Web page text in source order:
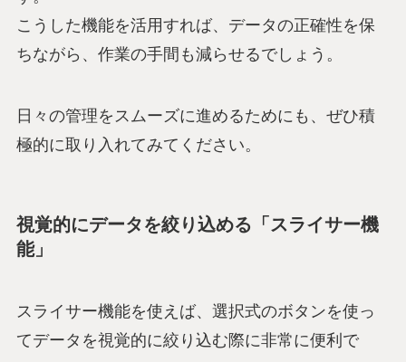
こうした機能を活用すれば、データの正確性を保
ちながら、作業の手間も減らせるでしょう。
日々の管理をスムーズに進めるためにも、ぜひ積
極的に取り入れてみてください。
視覚的にデータを絞り込める「スライサー機
能」
スライサー機能を使えば、選択式のボタンを使っ
てデータを視覚的に絞り込む際に非常に便利で